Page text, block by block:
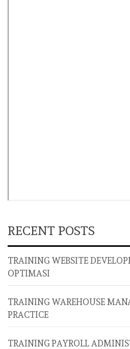
RECENT POSTS
TRAINING WEBSITE
OPTIMASI
TRAINING WAREHOUSE
PRACTICE
TRAINING PAYROLL